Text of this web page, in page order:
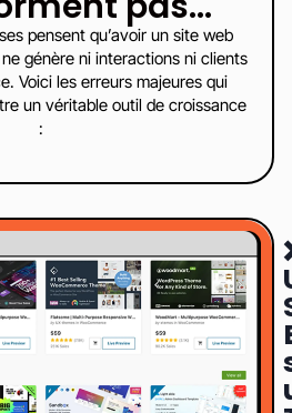
pensent qu’avoir un site web
génère ni interactions ni clients
Voici les erreurs majeures qui
un véritable outil de croissance
: